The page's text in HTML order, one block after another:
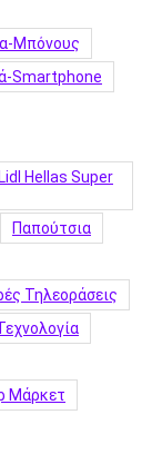
Μπόνους
Smartphone
Hellas Super
Παπούτσια
Τηλεοράσεις
Μάρκετ